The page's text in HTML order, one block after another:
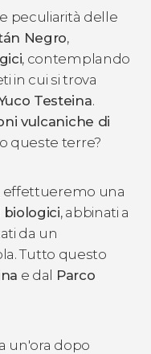
peculiarità delle
Negro,
, contemplando
in cui si trova
Testeina.
vulcaniche di
queste terre?
effettueremo una
biologici, abbinati a
da un
Tutto questo
e dal Parco
un'ora dopo